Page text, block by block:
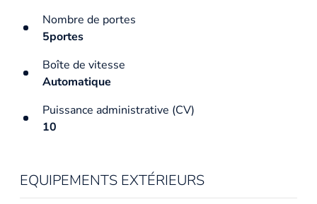
Nombre de portes
5portes
Boîte de vitesse
Automatique
Puissance administrative (CV)
10
EQUIPEMENTS EXTÉRIEURS